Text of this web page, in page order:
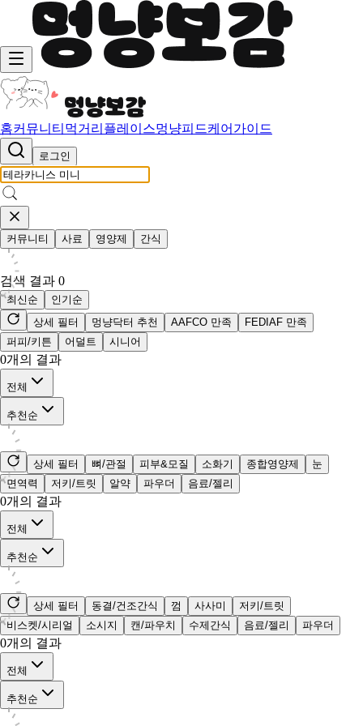
홈커뮤니티 먹거리 플레이스멍냥피드케어가이드
로그인
커뮤니티 사료 영양제 간식
검색 결과 0
최신순
인기순
상세 필터
멍냥닥터 추천 AAFCO 만족
FEDIAF 만족
퍼피/키튼
어덜트 시니어
0개의 결과
전체
추천순
상세 필터 뼈/관절 피부&모질 소화기 종합영양제
눈
면역력
저키/트릿 알약 파우더 음료/젤리
0개의 결과
전체
추천순
상세 필터 동결/건조간식 껌 사사미
저키/트릿
비스켓/시리얼
소시지 캔/파우치 수제간식 음료/젤리 파우더
0개의 결과
전체
추천순